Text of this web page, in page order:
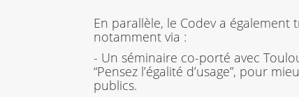
En parallèle, le Codev a également
notamment via :
- Un séminaire co-porté avec
“Pensez l’égalité d’usage”, pour
publics.